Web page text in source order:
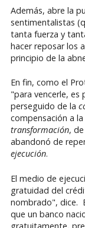
Además, abre la
sentimentalistas
tanta fuerza y
hacer reposar los
principio de la
En fin, como el
"para vencerle, es
perseguido de la
compensación a la
transformación,
abandonó de
ejecución.
El medio de
gratuidad del
nombrado", dice.
que un banco
gratuitamente,